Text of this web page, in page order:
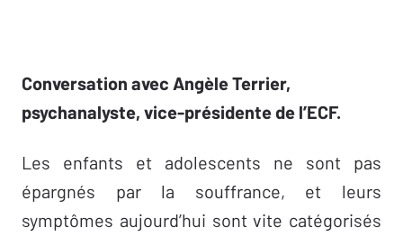
Conversation avec Angèle Terrier,
psychanalyste, vice-présidente de l’ECF.
Les enfants et adolescents ne sont pas
épargnés par la souffrance, et leurs
symptômes aujourd’hui sont vite catégorisés